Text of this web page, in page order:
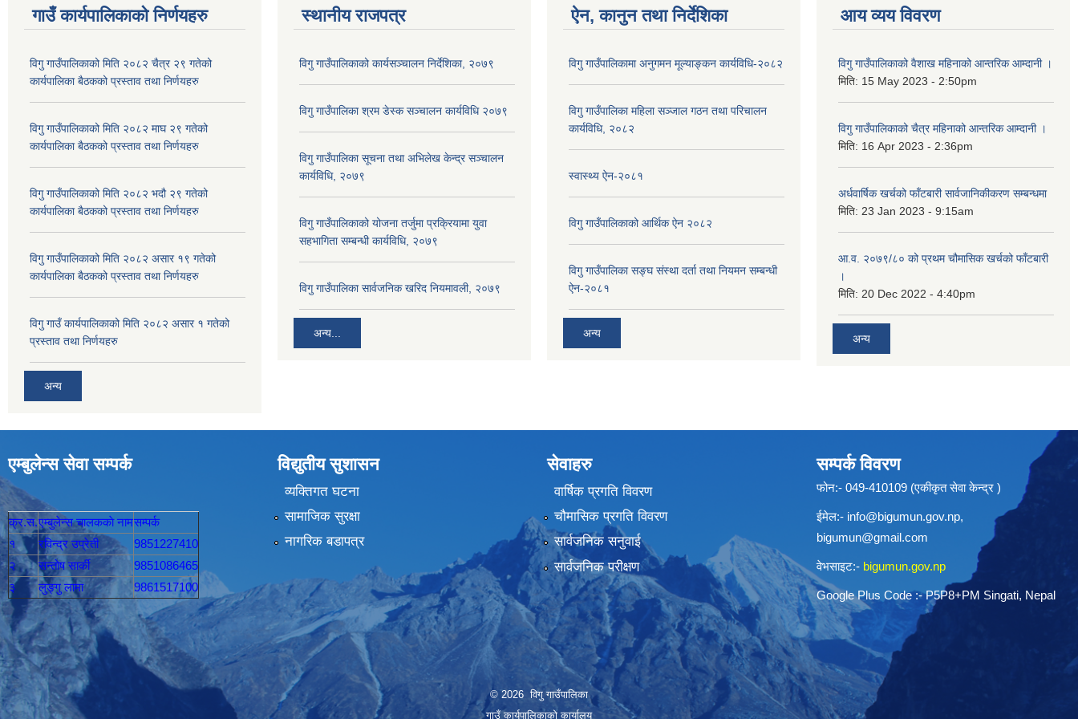
गाउँ कार्यपालिकाकाे निर्णयहरु
विगु गाउँपालिकाको मिति २०८२ चैत्र २९ गतेको
कार्यपालिका बैठकको प्रस्ताव तथा निर्णयहरु
विगु गाउँपालिकाको मिति २०८२ माघ २९ गतेको
कार्यपालिका बैठकको प्रस्ताव तथा निर्णयहरु
विगु गाउँपालिकाको मिति २०८२ भदौ २९ गतेको
कार्यपालिका बैठकको प्रस्ताव तथा निर्णयहरु
विगु गाउँपालिकाको मिति २०८२ असार १९ गतेको
कार्यपालिका बैठकको प्रस्ताव तथा निर्णयहरु
विगु गाउँ कार्यपालिकाको मिति २०८२ असार १ गतेको
प्रस्ताव तथा निर्णयहरु
अन्य
स्थानीय राजपत्र
विगु गाउँपालिकाको कार्यसञ्‍चालन निर्देशिका, २०७९
विगु गाउँपालिका श्रम डेस्क सञ्चालन कार्यविधि २०७९
विगु गाउँपालिका सूचना तथा अभिलेख केन्द्र सञ्चालन
कार्यविधि, २०७९
विगु गाउँपालिकाको योजना तर्जुमा प्रक्रियामा युवा
सहभागिता सम्बन्धी कार्यविधि, २०७९
विगु गाउँपालिका सार्वजनिक खरिद नियमावली, २०७९
अन्य...
ऐन, कानुन तथा निर्देशिका
विगु गाउँपालिकामा अनुगमन मूल्याङ्कन कार्यविधि-२०८२
विगु गाउँपालिका महिला सञ्जाल गठन तथा परिचालन
कार्यविधि, २०८२
स्वास्थ्य ऐन-२०८१
विगु गाउँपालिकाको आर्थिक ऐन २०८२
विगु गाउँपालिका सङ्घ संस्था दर्ता तथा नियमन सम्बन्धी
ऐन-२०८१
अन्य
आय व्यय विवरण
विगु गाउँपालिकाको वैशाख महिनाको आन्तरिक आम्दानी ।
मिति: 15 May 2023 - 2:50pm
विगु गाउँपालिकाको चैत्र महिनाको आन्तरिक आम्दानी ।
मिति: 16 Apr 2023 - 2:36pm
अर्धवार्षिक खर्चको फाँटबारी सार्वजानिकीकरण सम्बन्धमा
मिति: 23 Jan 2023 - 9:15am
आ.व. २०७९/८० को प्रथम चौमासिक खर्चको फाँटबारी
।
मिति: 20 Dec 2022 - 4:40pm
अन्य
एम्बुलेन्स सेवा सम्पर्क
क्र.स.एम्बुलेन्स चालककाे नामसम्पर्क
१
रविन्द्र उप्रेती
9851227410
२
सन्तोष सार्की
9851086465
३
लुङ्गु लामा 9861517100
विद्युतीय सुशासन
व्यक्तिगत घटना
सामाजिक सुरक्षा
नागरिक बडापत्र
सेवाहरु
वार्षिक प्रगति विवरण
चौमासिक प्रगति विवरण
सार्वजनिक सनुवाई
सार्वजनिक परीक्षण
सम्पर्क विवरण
फोन:- 049-410109 (एकीकृत सेवा केन्द्र )
ईमेल:- info@bigumun.gov.np,
bigumun@gmail.com
वेभसाइट:- bigumun.gov.np
Google Plus Code :- P5P8+PM Singati, Nepal
© 2026 विगु गाउँपालिका
गाउँ कार्यपालिकाको कार्यालय